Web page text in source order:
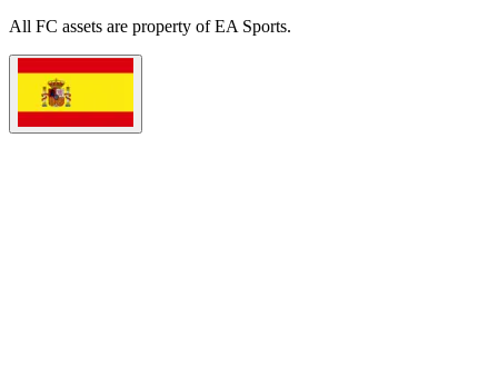
All FC assets are property of EA Sports.